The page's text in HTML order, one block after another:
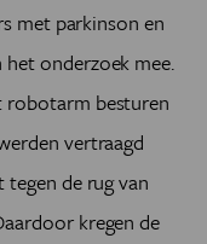
met parkinson en
onderzoek mee.
robotarm besturen
vertraagd
de rug van
kregen de